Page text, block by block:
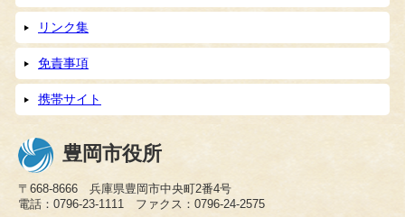
リンク集
免責事項
携帯サイト
豊岡市役所
〒668-8666 兵庫県豊岡市中央町2番4号
電話：0796-23-1111 ファクス：0796-24-2575